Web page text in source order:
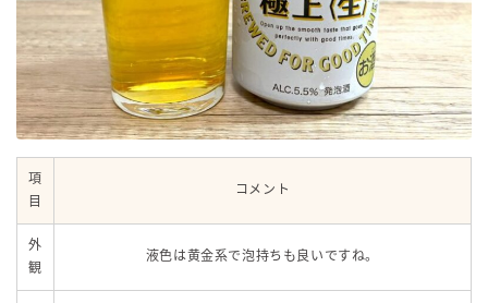
項
目
コメント
外
観
液色は黄金系で泡持ちも良いですね。